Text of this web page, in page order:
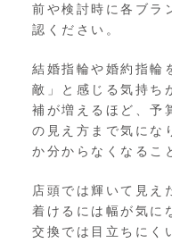
前や検討時に各ブラ
認ください。
結婚指輪や婚約指輪
敵」と感じる気持ち
補が増えるほど、予
の見え方まで気にな
か分からなくなるこ
店頭では輝いて見え
着けるには幅が気に
交換では目立ちにく